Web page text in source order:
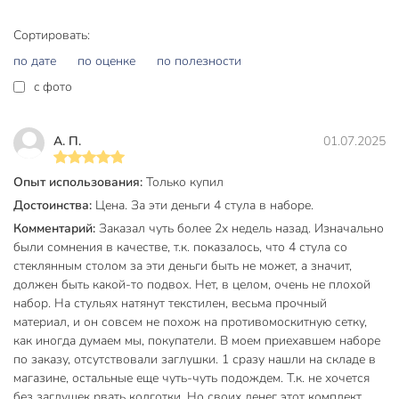
дачи, сада, улицы, кафе и кухни;
столешница из прочного стекла легко очищается и
рассчитан на 4 персоны — оптимальное решение
жесткое сиденье и надежная конструкция для
ежедневной эксплуатации;
гарантия производителя 12 месяцев;
универсальный черный цвет гармонирует с разными
стилями оформления.
Покупка садовой мебели Тиба позволяет создать
комфортную и стильную зону отдыха без лишних затрат
времени и средств. Надежность материалов и простота
ухода обеспечивают долгий срок службы, а
Сортировать:
по дате
по оценке
по полезности
c фото
А. П. 01.07.2025
Опыт использования: Только купил
Достоинства: Цена. За эти деньги 4 стула в наборе.
Комментарий: Заказал чуть более 2х недель назад. Изначально
были сомнения в качестве, т.к. показалось, что 4 стула со
стеклянным столом за эти деньги быть не может, а значит,
должен быть какой-то подвох. Нет, в целом, очень не плохой
набор. На стульях натянут текстилен, весьма прочный
материал, и он совсем не похож на противомоскитную сетку,
как иногда думаем мы, покупатели. В моем приехавшем наборе
по заказу, отсутствовали заглушки. 1 сразу нашли на складе в
магазине, остальные еще чуть-чуть подождем. Т.к. не хочется